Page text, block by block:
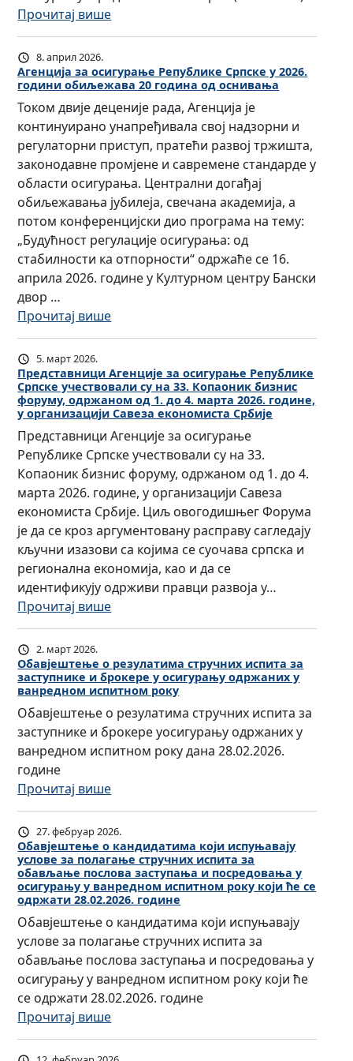
а
з
с
у
п
н
и
к
е
и
б
р
о
е
р
у
о
с
и
г
у
р
а
њ
у
о
д
р
ж
н
и
у
р
е
о
в
н
о
м
и
п
и
т
н
о
м
р
ј
и
с
у
њ
а
в
а
ј
у
у
с
л
в
е
а
п
о
л
а
г
а
њ
е
с
т
р
у
ч
и
х
с
п
и
а
а
о
б
а
љ
а
њ
е
п
о
с
б
и
е
ј
–
2
0
г
о
д
и
н
а
р
д
а
г
е
н
ц
и
ј
е
з
а
о
с
и
г
у
а
њ
Р
е
п
б
л
и
к
е
С
р
п
с
к
е
Прочитај више:
П
з
и
в
з
а
п
о
л
а
г
а
њ
с
т
у
ч
н
о
г
и
с
п
и
т
а
з
а
в
љ
а
њ
е
о
с
л
о
в
а
з
а
с
т
у
п
а
њ
а
8. април 2026.
Агенција за осигурање Републике Српске у 2026.
години обиљежава 20 година од оснивања
Током двије деценије рада, Агенција је
континуирано унапређивала свој надзорни и
регулаторни приступ, пратећи развој тржишта,
законодавне промјене и савремене стандарде у
области осигурања. Централни догађај
обиљежавања јубилеја, свечана академија, а
потом конференцијски дио програма на тему:
„Будућност регулације осигурања: од
стабилности ка отпорности“ одржаће се 16.
априла 2026. године у Културном центру Бански
двор …
Прочитај више:
А
е
н
ц
и
а
с
у
р
е
Р
е
п
у
л
и
к
е
С
р
п
с
к
е
у
2
0
2
6
5. март 2026.
Представници Агенције за осигурање Републике
Српске учествовали су на 33. Копаоник бизнис
форуму, одржаном од 1. до 4. марта 2026. године,
у организацији Савеза економиста Србије
Представници Агенције за осигурање
Републике Српске учествовали су на 33.
Копаоник бизнис форуму, одржаном од 1. до 4.
марта 2026. године, у организацији Савеза
економиста Србије. Циљ овогодишњег Форума
је да се кроз аргументовану расправу сагледају
кључни изазови са којима се суочава српска и
регионална економија, као и да се
идентификују одрживи правци развоја у…
Прочитај више:
П
е
д
с
т
а
в
и
ц
и
А
г
е
н
ц
и
ј
е
з
а
о
2. март 2026.
Обавјештење о резулатима стручних испита за
заступнике и брокере у осигурању одржаних у
ванредном испитном року
Обавјештење о резулатима стручних испита за
заступнике и брокере уосигурању одржаних у
ванредном испитном року дана 28.02.2026.
године
Прочитај више:
О
б
а
в
ј
е
ш
т
е
њ
е
о
е
27. фебруар 2026.
Обавјештење о кандидатима који испуњавају
услове за полагање стручних испита за
обављање послова заступања и посредовања у
осигурању у ванредном испитном року који ће се
одржати 28.02.2026. године
Обавјештење о кандидатима који испуњавају
услове за полагање стручних испита за
обављање послова заступања и посредовања у
осигурању у ванредном испитном року који ће
се одржати 28.02.2026. године
Прочитај више:
О
б